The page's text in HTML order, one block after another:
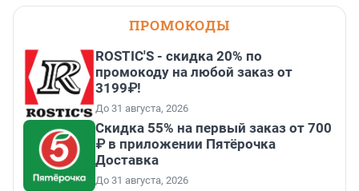
ПРОМОКОДЫ
ROSTIC'S - скидка 20% по
промокоду на любой заказ от
3199₽!
До 31 августа, 2026
Скидка 55% на первый заказ от 700
₽ в приложении Пятёрочка
Доставка
До 31 августа, 2026